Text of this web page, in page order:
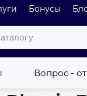
Бонусы
Вопрос -
30м) 13bar PLH-